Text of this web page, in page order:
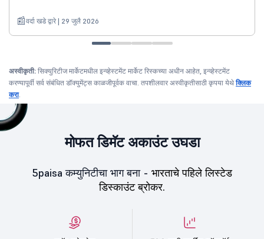
वर्दा खडे द्वारे | 29 जुलै 2026
अस्वीकृती: सिक्युरिटीज मार्केटमधील इन्व्हेस्टमेंट मार्केट रिस्कच्या अधीन आहेत, इन्व्हेस्टमेंट
करण्यापूर्वी सर्व संबंधित डॉक्युमेंट्स काळजीपूर्वक वाचा. तपशीलवार अस्वीकृतीसाठी कृपया येथेक्लिक
करा.
मोफत डिमॅट अकाउंट उघडा
5paisa कम्युनिटीचा भाग बना - भारताचे पहिले लिस्टेड
डिस्काउंट ब्रोकर.